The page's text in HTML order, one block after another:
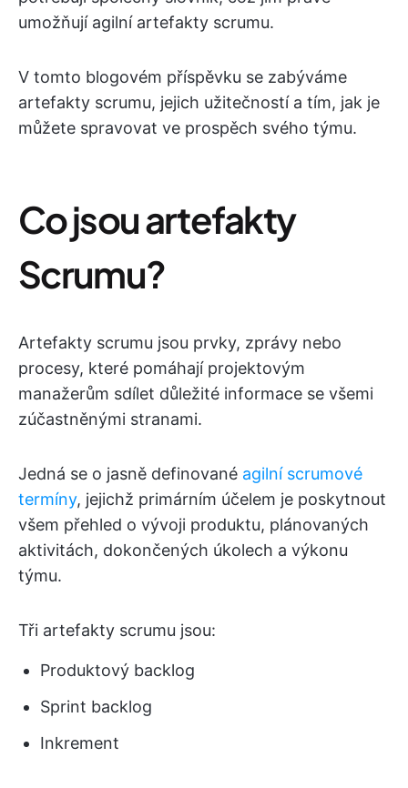
umožňují agilní artefakty scrumu.
V tomto blogovém příspěvku se zabýváme
artefakty scrumu, jejich užitečností a tím, jak je
můžete spravovat ve prospěch svého týmu.
Co jsou artefakty
Scrumu?
Artefakty scrumu jsou prvky, zprávy nebo
procesy, které pomáhají projektovým
manažerům sdílet důležité informace se všemi
zúčastněnými stranami.
Jedná se o jasně definované agilní scrumové
termíny, jejichž primárním účelem je poskytnout
všem přehled o vývoji produktu, plánovaných
aktivitách, dokončených úkolech a výkonu
týmu.
Tři artefakty scrumu jsou:
Produktový backlog
Sprint backlog
Inkrement